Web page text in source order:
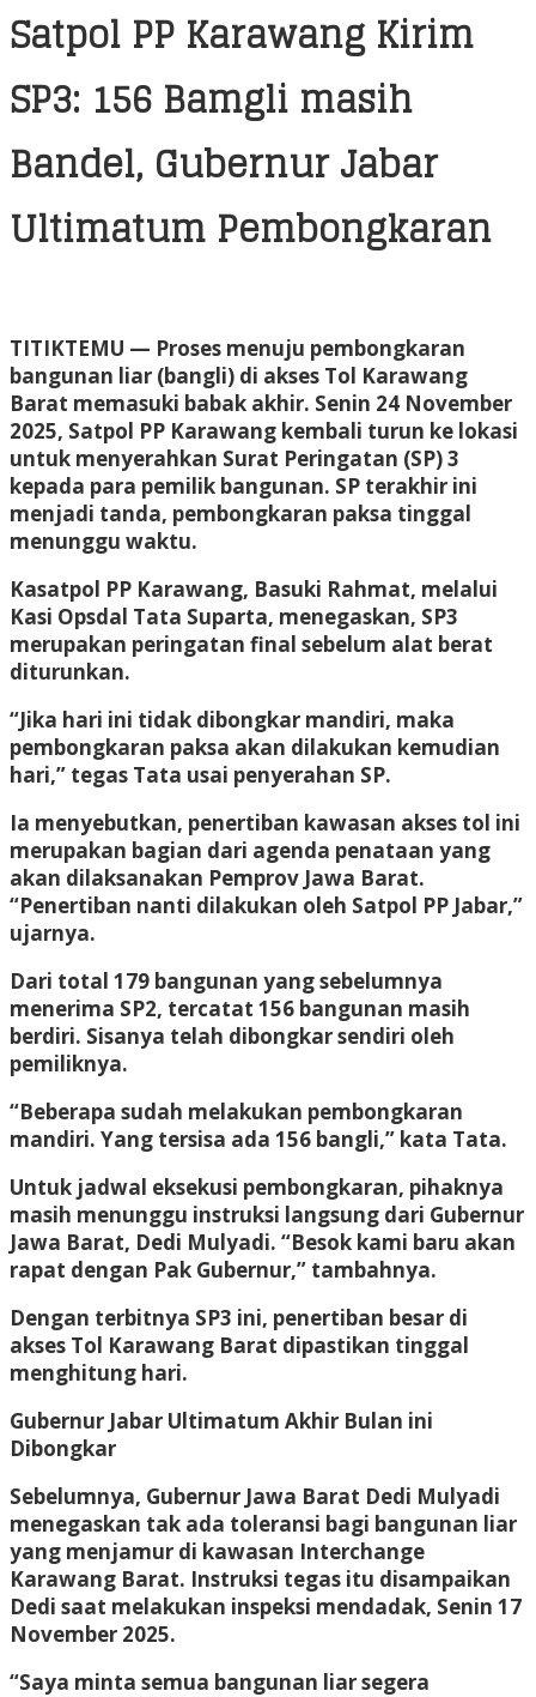
Satpol PP Karawang Kirim
SP3: 156 Bamgli masih
Bandel, Gubernur Jabar
Ultimatum Pembongkaran
TITIKTEMU — Proses menuju pembongkaran
bangunan liar (bangli) di akses Tol Karawang
Barat memasuki babak akhir. Senin 24 November
2025, Satpol PP Karawang kembali turun ke lokasi
untuk menyerahkan Surat Peringatan (SP) 3
kepada para pemilik bangunan. SP terakhir ini
menjadi tanda, pembongkaran paksa tinggal
menunggu waktu.
Kasatpol PP Karawang, Basuki Rahmat, melalui
Kasi Opsdal Tata Suparta, menegaskan, SP3
merupakan peringatan final sebelum alat berat
diturunkan.
“Jika hari ini tidak dibongkar mandiri, maka
pembongkaran paksa akan dilakukan kemudian
hari,” tegas Tata usai penyerahan SP.
Ia menyebutkan, penertiban kawasan akses tol ini
merupakan bagian dari agenda penataan yang
akan dilaksanakan Pemprov Jawa Barat.
“Penertiban nanti dilakukan oleh Satpol PP Jabar,”
ujarnya.
Dari total 179 bangunan yang sebelumnya
menerima SP2, tercatat 156 bangunan masih
berdiri. Sisanya telah dibongkar sendiri oleh
pemiliknya.
“Beberapa sudah melakukan pembongkaran
mandiri. Yang tersisa ada 156 bangli,” kata Tata.
Untuk jadwal eksekusi pembongkaran, pihaknya
masih menunggu instruksi langsung dari Gubernur
Jawa Barat, Dedi Mulyadi. “Besok kami baru akan
rapat dengan Pak Gubernur,” tambahnya.
Dengan terbitnya SP3 ini, penertiban besar di
akses Tol Karawang Barat dipastikan tinggal
menghitung hari.
Gubernur Jabar Ultimatum Akhir Bulan ini
Dibongkar
Sebelumnya, Gubernur Jawa Barat Dedi Mulyadi
menegaskan tak ada toleransi bagi bangunan liar
yang menjamur di kawasan Interchange
Karawang Barat. Instruksi tegas itu disampaikan
Dedi saat melakukan inspeksi mendadak, Senin 17
November 2025.
“Saya minta semua bangunan liar segera